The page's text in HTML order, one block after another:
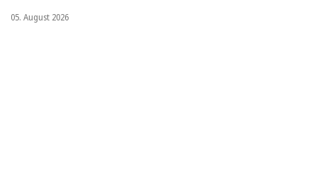
05. August 2026